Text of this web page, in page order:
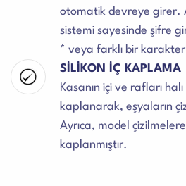
otomatik devreye girer.
sistemi sayesinde şifre
* veya farklı bir
SİLİKON İÇ KAPLAMA
Kasanın içi ve rafları
kaplanarak, eşyaların
Ayrıca, model çizilmelere
kaplanmıştır.